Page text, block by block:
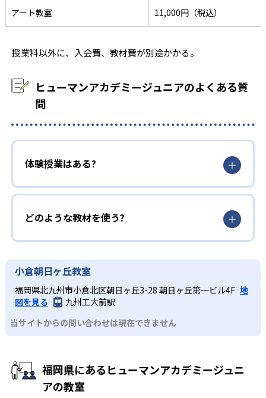
アート教室 11,000円（税込）
授業料以外に、入会費、教材費が別途かかる。
ヒューマンアカデミージュニアのよくある質
問
体験授業はある?
どのような教材を使う?
小倉朝日ヶ丘教室
福岡県北九州市小倉北区朝日ヶ丘3-28 朝日ヶ丘第一ビル4F 地
図を見る
九州工大前駅
当サイトからの問い合わせは現在できません
福岡県にあるヒューマンアカデミージュニ
アの教室